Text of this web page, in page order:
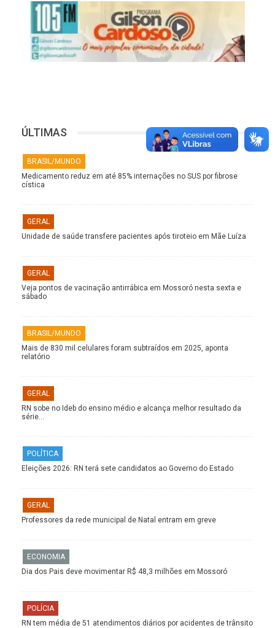
ÚLTIMAS
BRASIL/MUNDO
Medicamento reduz em até 85% internações no SUS por fibrose
cística
GERAL
Unidade de saúde transfere pacientes após tiroteio em Mãe Luíza
GERAL
Veja pontos de vacinação antirrábica em Mossoró nesta sexta e
sábado
BRASIL/MUNDO
Mais de 830 mil celulares foram subtraídos em 2025, aponta
relatório
GERAL
RN sobe no Ideb do ensino médio e alcança melhor resultado da
série…
POLÍTICA
Eleições 2026: RN terá sete candidatos ao Governo do Estado
GERAL
Professores da rede municipal de Natal entram em greve
ECONOMIA
Dia dos Pais deve movimentar R$ 48,3 milhões em Mossoró
POLÍCIA
RN tem média de 51 atendimentos diários por acidentes de trânsito